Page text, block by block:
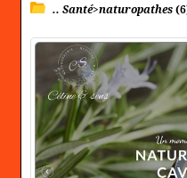
.. Santé>naturopathes